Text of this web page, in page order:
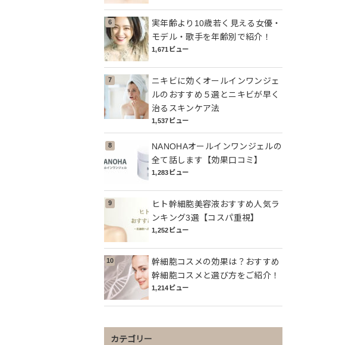
実年齢より10歳若く見える女優・
モデル・歌手を年齢別で紹介！
1,671ビュー
ニキビに効くオールインワンジェ
ルのおすすめ５選とニキビが早く
治るスキンケア法
1,537ビュー
NANOHAオールインワンジェルの
全て話します【効果口コミ】
1,283ビュー
ヒト幹細胞美容液おすすめ人気ラ
ンキング3選【コスパ重視】
1,252ビュー
幹細胞コスメの効果は？おすすめ
幹細胞コスメと選び方をご紹介！
1,214ビュー
カテゴリー